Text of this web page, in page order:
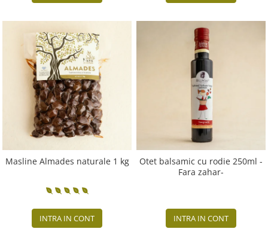
Masline Almades naturale 1 kg
INTRA IN CONT
Otet balsamic cu rodie 250ml -
Fara zahar-
INTRA IN CONT